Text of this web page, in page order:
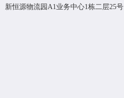
新恒源物流园A1业务中心1栋二层25号